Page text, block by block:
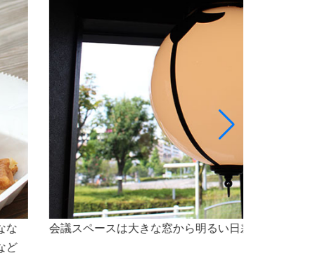
最大5名様程のスペースで、会議をご利用いただけ